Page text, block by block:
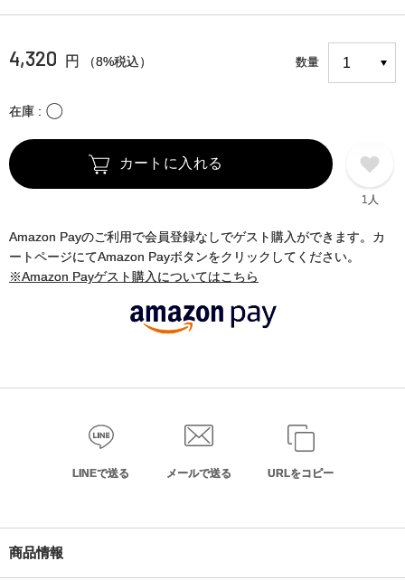
4,320 円 （8%税込） 数量
在庫 〇
カートに入れる
1人
Amazon Payのご利用で会員登録なしでゲスト購入ができます。カ
ートページにてAmazon Payボタンをクリックしてください。
※Amazon Payゲスト購入についてはこちら
LINEで送る メールで送る URLをコピー
商品情報